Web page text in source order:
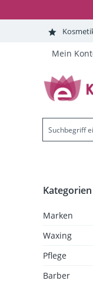
Mein
Kategorien
Marken
Waxing
Pflege
Barber